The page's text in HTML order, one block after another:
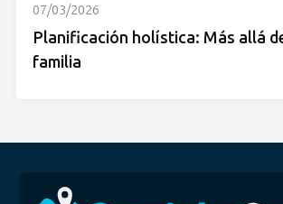
07/03/2026
Planificación holística: Más allá
familia